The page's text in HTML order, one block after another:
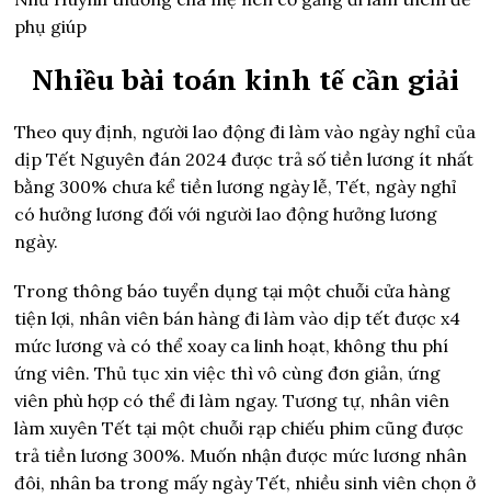
phụ giúp
Nhiều bài toán kinh tế cần giải
Theo quy định, người lao động đi làm vào ngày nghỉ của
dịp Tết Nguyên đán 2024 được trả số tiền lương ít nhất
bằng 300% chưa kể tiền lương ngày lễ, Tết, ngày nghỉ
có hưởng lương đối với người lao động hưởng lương
ngày.
Trong thông báo tuyển dụng tại một chuỗi cửa hàng
tiện lợi, nhân viên bán hàng đi làm vào dịp tết được x4
mức lương và có thể xoay ca linh hoạt, không thu phí
ứng viên. Thủ tục xin việc thì vô cùng đơn giản, ứng
viên phù hợp có thể đi làm ngay. Tương tự, nhân viên
làm xuyên Tết tại một chuỗi rạp chiếu phim cũng được
trả tiền lương 300%. Muốn nhận được mức lương nhân
đôi, nhân ba trong mấy ngày Tết, nhiều sinh viên chọn ở